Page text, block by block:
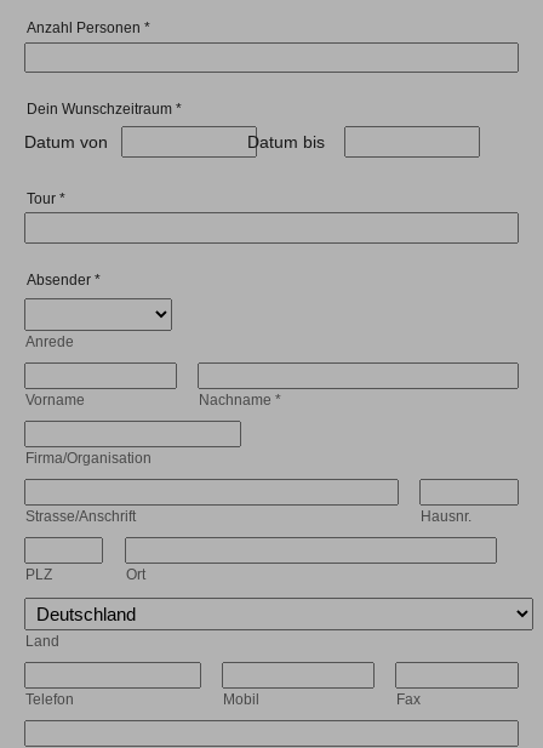
Anzahl Personen *
Dein Wunschzeitraum *
Datum von Datum bis
Tour *
Absender *
Anrede
Vorname Nachname *
Firma/Organisation
Strasse/Anschrift Hausnr.
PLZ Ort
Land
Telefon Mobil Fax